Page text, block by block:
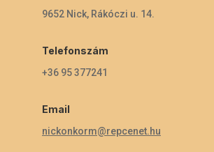
9652 Nick, Rákóczi u. 14.
Telefonszám
+36 95 377241
Email
nickonkorm@repcenet.hu